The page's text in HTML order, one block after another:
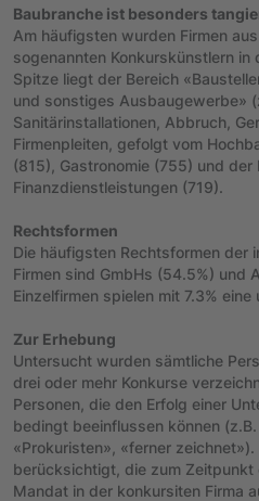
Baubranche ist besonders
Am häufigsten wurden Firmen
sogenannten Konkurskünstlern in
Spitze liegt der Bereich
und sonstiges Ausbaugewerbe»
Sanitärinstallationen, Abbruch,
Firmenpleiten, gefolgt vom
(815), Gastronomie (755) und der
Finanzdienstleistungen (719).
Rechtsformen
Die häufigsten Rechtsformen der
Firmen sind GmbHs (54.5%) und
Einzelfirmen spielen mit 7.3%
Zur Erhebung
Untersucht wurden sämtliche
drei oder mehr Konkurse
Personen, die den Erfolg einer
bedingt beeinflussen können (z.B.
«Prokuristen», «ferner
berücksichtigt, die zum Zeitpunkt
Mandat in der konkursiten Firma